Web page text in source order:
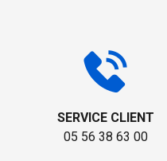
SERVICE CLIENT
05 56 38 63 00